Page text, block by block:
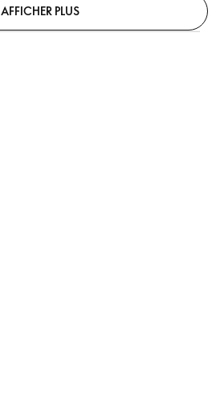
AFFICHER PLUS